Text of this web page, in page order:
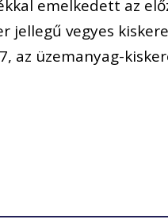
emelkedett az
jellegű vegyes
az üzemanyag-